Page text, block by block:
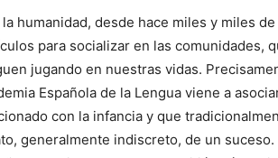
la humanidad, desde hace miles y miles
para socializar en las comunidades,
jugando en nuestras vidas.
Española de la Lengua viene a
con la infancia y que
generalmente indiscreto, de un